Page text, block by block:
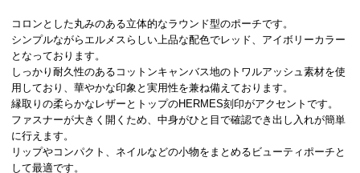
コロンとした丸みのある立体的なラウンド型のポーチです。
シンプルながらエルメスらしい上品な配色でレッド、アイボリーカラー
となっております。
しっかり耐久性のあるコットンキャンバス地のトワルアッシュ素材を使
用しており、華やかな印象と実用性を兼ね備えております。
縁取りの柔らかなレザーとトップのHERMES刻印がアクセントです。
ファスナーが大きく開くため、中身がひと目で確認でき出し入れが簡単
に行えます。
リップやコンパクト、ネイルなどの小物をまとめるビューティポーチと
して最適です。